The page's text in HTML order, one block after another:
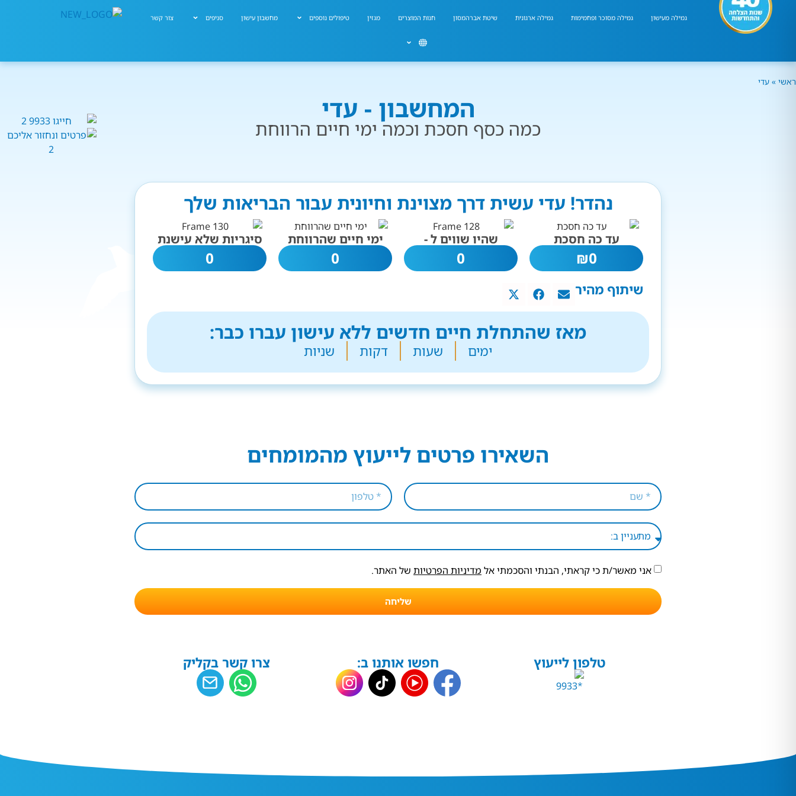
גמילה מעישון גמילה מסוכר ופחמימות גמילה ארגונית שיטת אברהמסון חנות המוצרים מגזין טיפולים נוספים מחשבון עישון סניפים צור קשר
ראשי » עדי
המחשבון - עדי
כמה כסף חסכת וכמה ימי חיים הרווחת
נהדר! עדי עשית דרך מצוינת וחיונית עבור הבריאות שלך
עד כה חסכת
0
₪
שהיו שווים ל -
0
ימי חיים שהרווחת
0
סיגריות שלא עישנת
0
שיתוף מהיר
מאז שהתחלת חיים חדשים ללא עישון עברו כבר:
ימים שעות דקות שניות
השאירו פרטים לייעוץ מהמומחים
אני מאשר/ת כי קראתי, הבנתי והסכמתי אל מדיניות הפרטיות של האתר.
שליחה
טלפון לייעוץ חפשו אותנו ב: צרו קשר בקליק